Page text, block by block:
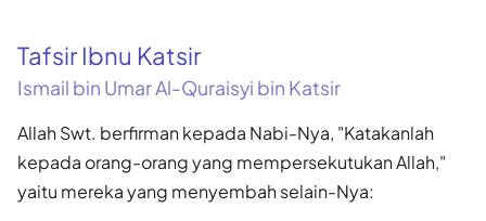
Tafsir Ibnu Katsir
Ismail bin Umar Al-Quraisyi bin Katsir
Allah Swt. berfirman kepada Nabi-Nya, "Katakanlah
kepada orang-orang yang mempersekutukan Allah,"
yaitu mereka yang menyembah selain-Nya: